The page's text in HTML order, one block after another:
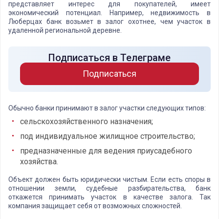
представляет интерес для покупателей, имеет
экономический потенциал. Например, недвижимость в
Люберцах банк возьмет в залог охотнее, чем участок в
удаленной региональной деревне.
Подписаться в Телеграме
Подписаться
Обычно банки принимают в залог участки следующих типов:
сельскохозяйственного назначения;
под индивидуальное жилищное строительство;
предназначенные для ведения приусадебного
хозяйства.
Объект должен быть юридически чистым. Если есть споры в
отношении земли, судебные разбирательства, банк
откажется принимать участок в качестве залога. Так
компания защищает себя от возможных сложностей.